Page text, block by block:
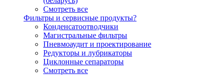
Смотреть все
Фильтры и сервисные продукты?
Конденсатоотводчики
Магистральные фильтры
Пневмоаудит и проектирование
Редукторы и лубрикаторы
Циклонные сепараторы
Смотреть все